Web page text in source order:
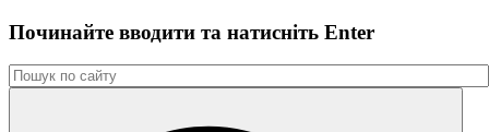
Починайте вводити та натиснiть Enter